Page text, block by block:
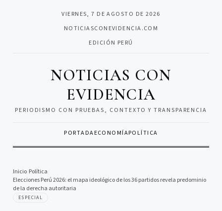
VIERNES, 7 DE AGOSTO DE 2026
NOTICIASCONEVIDENCIA.COM
EDICIÓN PERÚ
NOTICIAS CON
EVIDENCIA
PERIODISMO CON PRUEBAS, CONTEXTO Y TRANSPARENCIA
PORTADAECONOMÍAPOLÍTICA
Inicio Política
Elecciones Perú 2026: el mapa ideológico de los 36 partidos revela predominio
de la derecha autoritaria
ESPECIAL